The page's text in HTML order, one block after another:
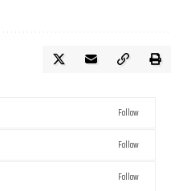
Follow
Follow
Follow